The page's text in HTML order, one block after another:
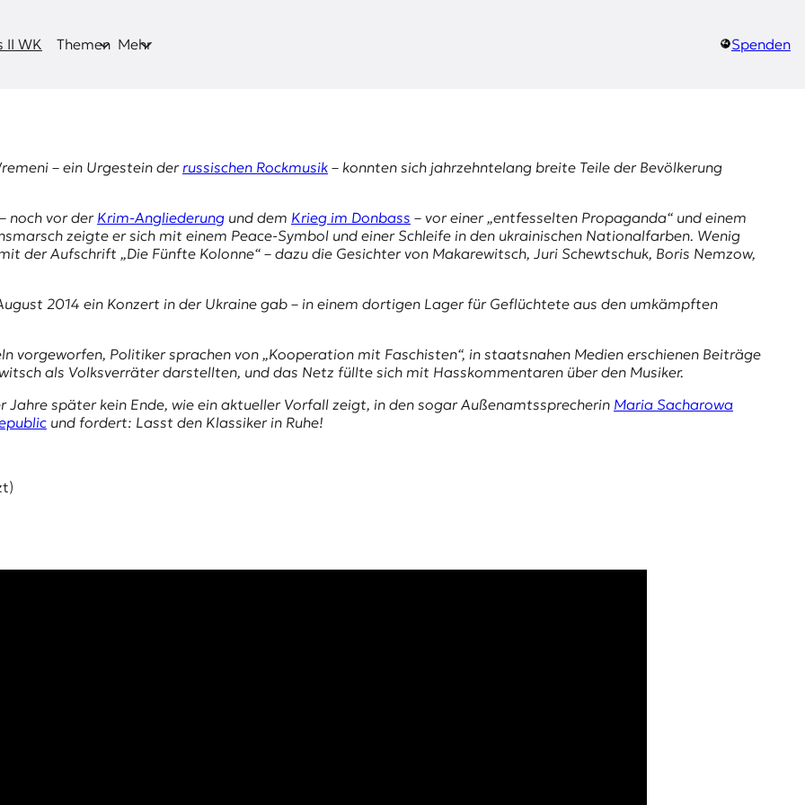
II WK Themen Mehr Spenden
– ein Urgestein der russischen Rockmusik – konnten sich jahrzehntelang breite Teile der Bevölkerung
noch vor der Krim-Angliederung und dem Krieg im Donbass – vor einer „entfesselten Propaganda“ und einem
zeigte er sich mit einem Peace-Symbol und einer Schleife in den ukrainischen Nationalfarben. Wenig
der Aufschrift „Die Fünfte Kolonne“ – dazu die Gesichter von Makarewitsch, Juri Schewtschuk, Boris Nemzow,
2014 ein Konzert in der Ukraine gab – in einem dortigen Lager für Geflüchtete aus den umkämpften
vorgeworfen, Politiker sprachen von „Kooperation mit Faschisten“, in staatsnahen Medien erschienen Beiträge
als Volksverräter darstellten, und das Netz füllte sich mit Hasskommentaren über den Musiker.
später kein Ende, wie ein aktueller Vorfall zeigt, in den sogar Außenamtssprecherin Maria Sacharowa
und fordert: Lasst den Klassiker in Ruhe!